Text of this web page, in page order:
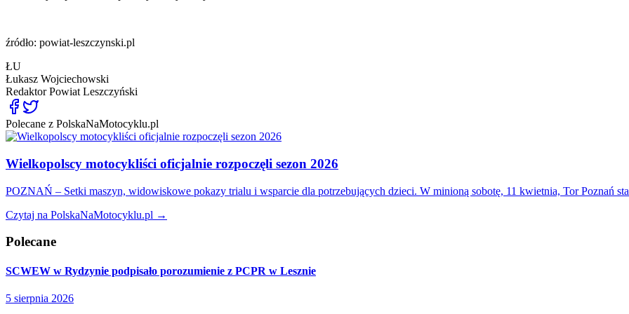
źródło: powiat-leszczynski.pl
ŁU
Łukasz Wojciechowski
RedaktorPowiat Leszczyński
Polecane z PolskaNaMotocyklu.pl
Wielkopolscy motocykliści oficjalnie rozpoczęli sezon 2026
POZNAŃ – Setki maszyn, widowiskowe pokazy trialu i wsparcie dla potrzebujących dzieci. W minioną sobotę, 11 kwietnia, Tor Poznań
Czytaj na PolskaNaMotocyklu.pl →
Polecane
SCWEW w Rydzynie podpisało porozumienie z PCPR w Lesznie
5 sierpnia 2026